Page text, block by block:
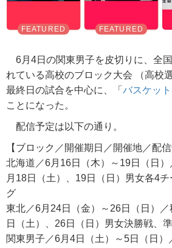
6月4日の関東男子を皮切りに、全
れている高校のブロック大会 （高校
最終日の試合を中心に、「 バスケッ
ことになった。
配信予定は以下の通り。
【ブロック／開催期日／開催地／配信
北海道／6月16日（木）～19日（日
月18日（土）、19日（日）男女各4
グ
東北／6月24日（金）～26日（日）
日（土）、26日（日）男女決勝戦、
関東男子／6月4日（土）～5日（日）